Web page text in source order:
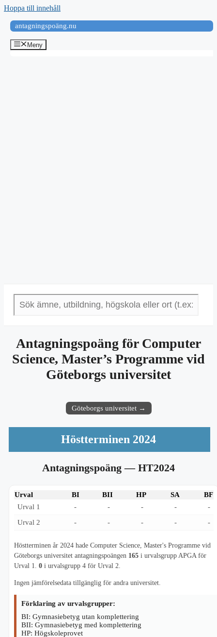
Hoppa till innehåll
antagningspoäng.nu
Meny
Antagningspoäng för Computer
Science, Master’s Programme vid
Göteborgs universitet
Göteborgs universitet →
Höstterminen 2024
Antagningspoäng— HT2024
Urval BI BII HP SA
BF
Urval 1
- - - -
-
Urval 2
- - - - -
Höstterminen år 2024 hade Computer Science, Master's Programme vid
Göteborgs universitet antagningspoängen 165 i urvalsgrupp APGA för
Urval 1. 0 i urvalsgrupp 4 för Urval 2.
Ingen jämförelsedata tillgänglig för andra universitet.
Förklaring av urvalsgrupper:
BI: Gymnasiebetyg utan komplettering
BII: Gymnasiebetyg med komplettering
HP: Högskoleprovet